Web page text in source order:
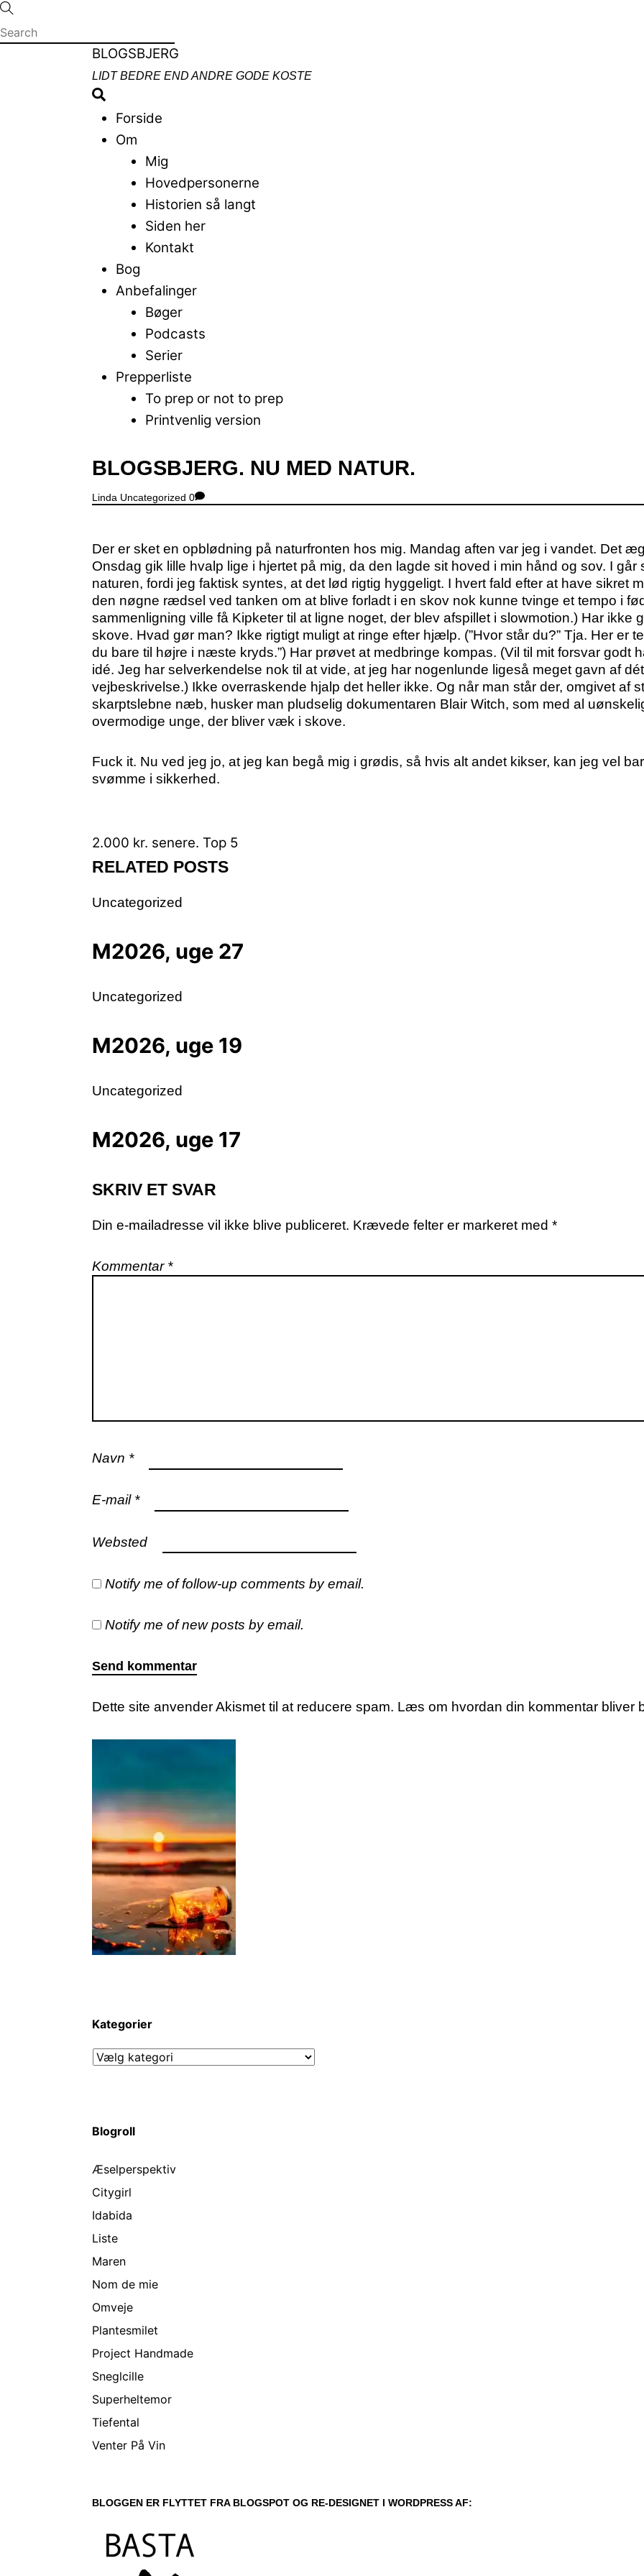
Skip
to
Menu
BLOGSBJERG
LIDT BEDRE END ANDRE GODE KOSTE
Search
Forside
Om
Mig
Hovedpersonerne
Historien så langt
Siden her
Kontakt
Bog
Anbefalinger
Bøger
Podcasts
Serier
Prepperliste
To prep or not to prep
Printvenlig version
Close
BLOGSBJERG. NU MED NATUR.
Linda Uncategorized 0
Der er sket en opblødning på naturfronten hos mig. Mandag aften var jeg i vandet. Det
Onsdag gik lille hvalp lige i hjertet på mig, da den lagde sit hoved i min hånd og sov. I går
naturen, fordi jeg faktisk syntes, at det lød rigtig hyggeligt. I hvert fald efter at have sikret
den nøgne rædsel ved tanken om at blive forladt i en skov nok kunne tvinge et tempo i
sammenligning ville få Kipketer til at ligne noget, der blev afspillet i slowmotion.) Har ikke
skove. Hvad gør man? Ikke rigtigt muligt at ringe efter hjælp. (”Hvor står du?” Tja. Her er
du bare til højre i næste kryds.”) Har prøvet at medbringe kompas. (Vil til mit forsvar godt
idé. Jeg har selverkendelse nok til at vide, at jeg har nogenlunde ligeså meget gavn af
vejbeskrivelse.) Ikke overraskende hjalp det heller ikke. Og når man står der, omgivet af
skarptslebne næb, husker man pludselig dokumentaren Blair Witch, som med al
overmodige unge, der bliver væk i skove.
Fuck it. Nu ved jeg jo, at jeg kan begå mig i grødis, så hvis alt andet kikser, kan jeg vel
svømme i sikkerhed.
2.000 kr. senere. Top 5
RELATED POSTS
Uncategorized
M2026, uge 27
Uncategorized
M2026, uge 19
Uncategorized
M2026, uge 17
SKRIV ET SVAR
Din e-mailadresse vil ikke blive publiceret. Krævede felter er markeret med *
Kommentar *
Navn *
E-mail *
Websted
Notify me of follow-up comments by email.
Notify me of new posts by email.
Dette site anvender Akismet til at reducere spam. Læs om hvordan din kommentar bliver
Kategorier
Kategorier
Blogroll
Æselperspektiv
Citygirl
Idabida
Liste
Maren
Nom de mie
Omveje
Plantesmilet
Project Handmade
Sneglcille
Superheltemor
Tiefental
Venter På Vin
BLOGGEN ER FLYTTET FRA BLOGSPOT OG RE-DESIGNET I WORDPRESS AF: